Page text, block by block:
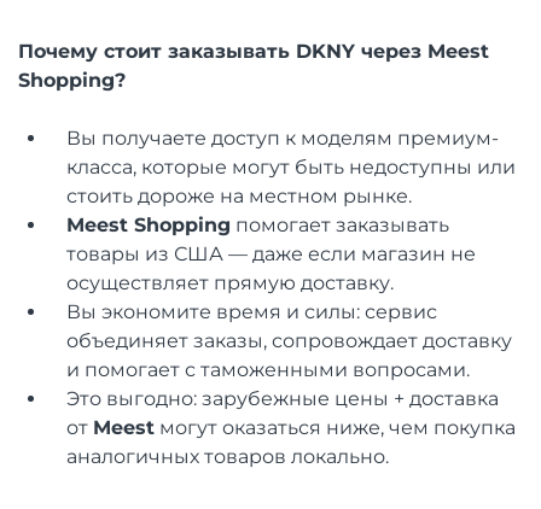
Почему стоит заказывать DKNY через Meest
Shopping?
Вы получаете доступ к моделям премиум-
класса, которые могут быть недоступны или
стоить дороже на местном рынке.
Meest Shopping помогает заказывать
товары из США — даже если магазин не
осуществляет прямую доставку.
Вы экономите время и силы: сервис
объединяет заказы, сопровождает доставку
и помогает с таможенными вопросами.
Это выгодно: зарубежные цены + доставка
от Meest могут оказаться ниже, чем покупка
аналогичных товаров локально.